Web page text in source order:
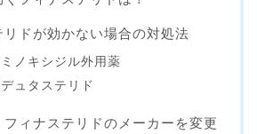
リドが効かない場合の対処法
ノキシジル外用薬
ュタステリド
フィナステリドのメーカーを変更